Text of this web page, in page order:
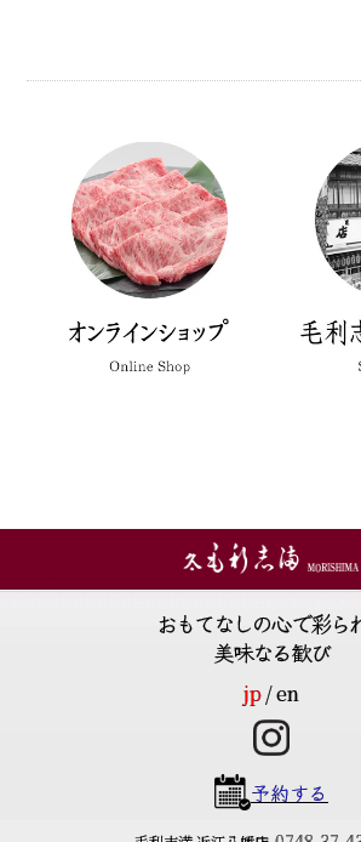
おもてなしの心で彩ら
美味なる歓び
jp en
予約する